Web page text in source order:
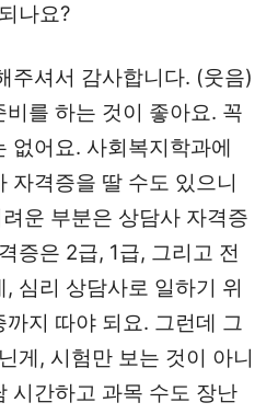
나요?
주셔서 감사합니다. (웃음)
를 하는 것이 좋아요. 꼭
없어요. 사회복지학과에
자격증을 딸 수도 있으니
운 부분은 상담사 자격증
증은 2급, 1급, 그리고 전
심리 상담사로 일하기 위
지 따야 되요. 그런데 그
게, 시험만 보는 것이 아니
시간하고 과목 수도 장난